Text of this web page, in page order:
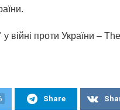
у війні проти України –
Share